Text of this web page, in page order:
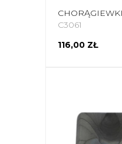
C3061
116,00 ZŁ